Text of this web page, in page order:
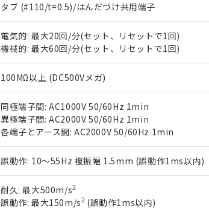
タブ (#110/t=0.5)/はんだづけ共用端子
電気的: 最大20回/分(セット、リセットで1回)
機械的: 最大60回/分(セット、リセットで1回)
100MΩ以上 (DC500Vメガ)
同極端子間: AC1000V 50/60Hz 1min
異極端子間: AC2000V 50/60Hz 1min
各端子とアース間: AC2000V 50/60Hz 1min
誤動作: 10～55Hz 複振幅 1.5mm (誤動作1ms以内)
耐久: 最大500m/s2
誤動作: 最大150m/s2(誤動作1ms以内)
ご利用条件
以下の条件をお読みいただき、同意のうえご利用
本サービスは、当社制御機器事業取扱商品
くものです。
当社制御機器事業取扱商品の中には、本サ
在庫状況および標準価格照会結果は、記載
い。
正式な納期状況および標準価格はお客様の
当社販売員にご相談ください。
オムロン制御機器販売店や当社販売拠点は「
対応予定：EU RoHS指令（10物質）の非含有に
対応予定なし：EU RoHS指令（10物質）の非含
調査・確認中：EU RoHS指令（10物質）の非含
非該当品：ライセンス料など無形物で、有害物質
仕入先様の事情により、非含有部品としていた
があります。
*EU RoHS指令（10物質）：
鉛(Pb) 1000ppm以下、 水銀(Hg) 1000ppm以下、 カドミウム
六価クロム(Cr(Ⅵ)) 1000ppm以下、ポリ臭化ビフェニル類
フタル酸ビス(2-エチルヘキシル) (DEHP)(別名：DOP)
ル（DBP） 1000ppm以下、フタル酸ジイソブチル (DIBP)
但し、RoHS指令で産業用監視および制御機器に対する適用除
フタル酸エステル類の４物質については閾値を超える意図的な
※2 対応予定月
「○」：最大均質材料含有率が中国RoHSの基準
「×」：最大均質材料含有率が中国RoHSの基準
「－」：未確認です。当社販売部門へお問い合わ
*中国RoHS10物質の基準値 (GB/T26572)：
DBP(フタル酸ジブチル) : 1000ppm、 DIBP(フタル酸ジイソブ
当社は、これら貴社製品のうち、外国為替
う）を輸出または国外への提供する場合は
などの必要な手続きをとります。
当社は規制貨物を破棄する場合は、完全に
当社は貴社製品を、核兵器、ミサイル、化
置等に一切使用いたしません。
当社は、貴社製品を第三者に販売する場合
また当社は、販売先および販売に係わる関
記
号
説明
○ 一定数以上の在庫あり
△ 一定数には満たないが在庫あり